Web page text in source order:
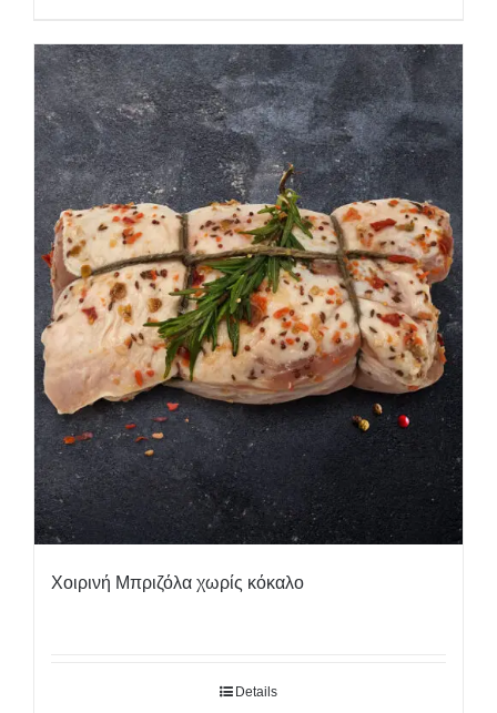
Χοιρινή Μπριζόλα χωρίς κόκαλο
Details